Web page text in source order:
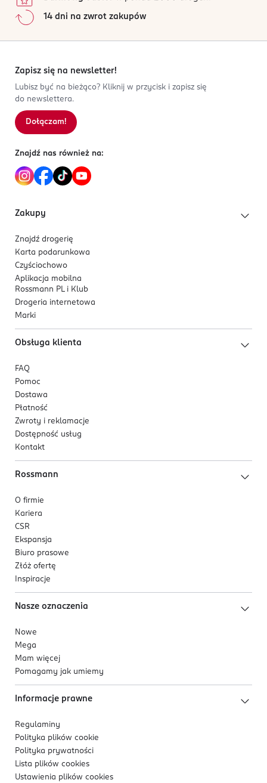
Duża dekoracja z postacią nadaje jej bajkowy
szczotki.
Produkt nieodpowiedni dla dzieci poniżej 3 lat.
Przeznaczenie
Do codziennego czesania włosów.
Sprawdzi się jako praktyczny dodatek do
Warszawa
biuro@abcosmetique.com
Kod EAN
3 700206 778907
14 dni na zwrot zakupów
Zapisz się na newsletter!
Lubisz być na bieżąco? Kliknij w przycisk i zapisz się
do newslettera.
Dołączam!
Znajdź nas również na:
Zakupy
Znajdź drogerię
Karta podarunkowa
Czyściochowo
Aplikacja mobilna
Rossmann PL i Klub
Drogeria internetowa
Marki
Obsługa klienta
FAQ
Pomoc
Dostawa
Płatność
Zwroty i reklamacje
Dostępność usług
Kontakt
Rossmann
O firmie
Kariera
CSR
Ekspansja
Biuro prasowe
Złóż ofertę
Inspiracje
Nasze oznaczenia
Nowe
Mega
Mam więcej
Pomagamy jak umiemy
Informacje prawne
Regulaminy
Polityka plików cookie
Polityka prywatności
Lista plików cookies
Ustawienia plików cookies